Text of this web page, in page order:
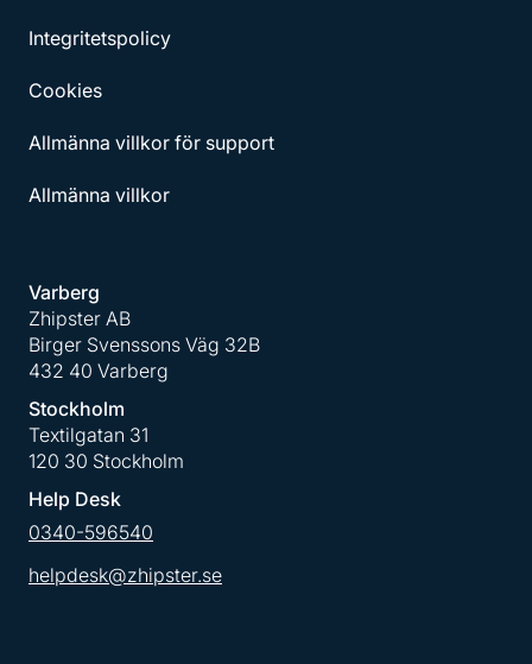
Integritetspolicy
Cookies
Allmänna villkor för support
Allmänna villkor
Varberg
Zhipster AB
Birger Svenssons Väg 32B
432 40 Varberg
Stockholm
Textilgatan 31
120 30 Stockholm
Help Desk
0340-596540
helpdesk@zhipster.se